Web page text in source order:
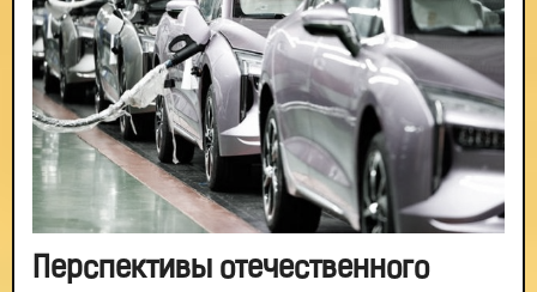
Перспективы отечественного